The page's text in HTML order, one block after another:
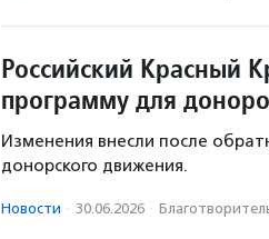
Российский Красный
программу для
Изменения внесли после
донорского движения.
Новости · 30.06.2026 ·